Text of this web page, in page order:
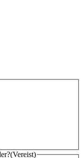
(Vereist)